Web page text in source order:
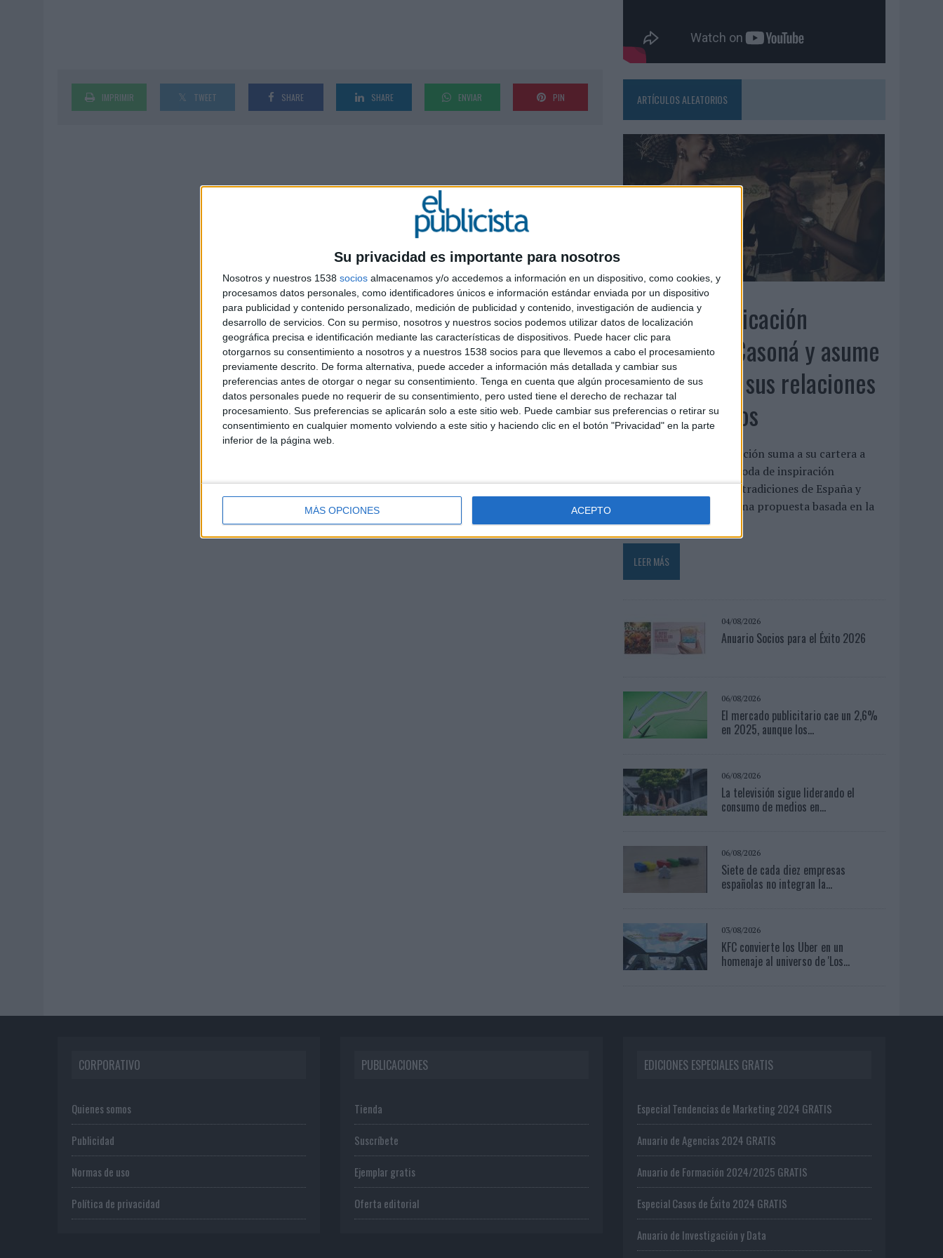
Su privacidad es importante para nosotros
Nosotros y nuestros 1538 socios almacenamos y/o accedemos a información en un dispositivo, como cookies, y
procesamos datos personales, como identificadores únicos e información estándar enviada por un dispositivo
para publicidad y contenido personalizado, medición de publicidad y contenido, investigación de audiencia y
desarrollo de servicios. Con su permiso, nosotros y nuestros socios podemos utilizar datos de localización
geográfica precisa e identificación mediante las características de dispositivos. Puede hacer clic para
otorgarnos su consentimiento a nosotros y a nuestros 1538 socios para que llevemos a cabo el procesamiento
previamente descrito. De forma alternativa, puede acceder a información más detallada y cambiar sus
preferencias antes de otorgar o negar su consentimiento. Tenga en cuenta que algún procesamiento de sus
datos personales puede no requerir de su consentimiento, pero usted tiene el derecho de rechazar tal
procesamiento. Sus preferencias se aplicarán solo a este sitio web. Puede cambiar sus preferencias o retirar su
consentimiento en cualquier momento volviendo a este sitio y haciendo clic en el botón "Privacidad" en la parte
inferior de la página web.
MÁS OPCIONES ACEPTO
IMPRIMIR TWEET SHARE SHARE ENVIAR PIN ARTÍCULOS ALEATORIOS
05/08/2026
Fabra Comunicación
incorpora a Casoná y asume
la gestión de sus relaciones
con los medios
La agencia de comunicación suma a su cartera a
Casoná, una firma de moda de inspiración
resortwear que une las tradiciones de España y
Venezuela a través de una propuesta basada en la
artesanía, el...
LEER MÁS
04/08/2026
Anuario Socios para el Éxito 2026
06/08/2026
El mercado publicitario cae un 2,6%
en 2025, aunque los...
06/08/2026
La televisión sigue liderando el
consumo de medios en...
06/08/2026
Siete de cada diez empresas
españolas no integran la...
03/08/2026
KFC convierte los Uber en un
homenaje al universo de 'Los...
CORPORATIVO
Quienes somos
Publicidad
Normas de uso
Política de privacidad
PUBLICACIONES
Tienda
Suscríbete
Ejemplar gratis
Oferta editorial
EDICIONES ESPECIALES GRATIS
Especial Tendencias de Marketing 2024 GRATIS
Anuario de Agencias 2024 GRATIS
Anuario de Formación 2024/2025 GRATIS
Especial Casos de Éxito 2024 GRATIS
Anuario de Investigación y Data